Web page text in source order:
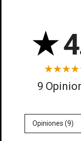
★
9
Opiniones (9)